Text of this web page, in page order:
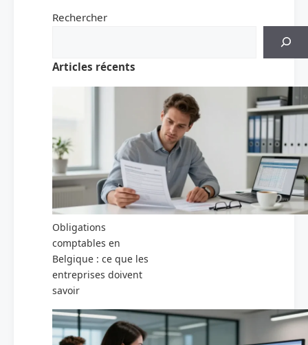
Rechercher
Articles récents
Obligations
comptables en
Belgique : ce que les
entreprises doivent
savoir